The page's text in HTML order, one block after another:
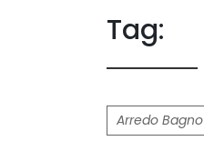
Tag:
Arredo